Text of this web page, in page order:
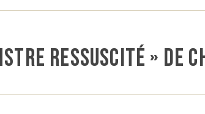
ressuscité » de